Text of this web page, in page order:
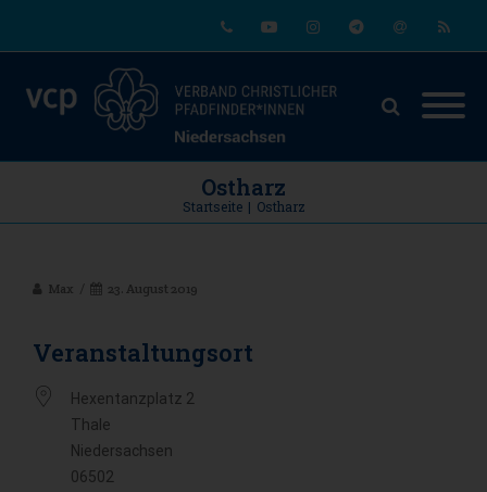
Ostharz
Startseite | Ostharz
Max 23. August 2019
Veranstaltungsort
Hexentanzplatz 2
Thale
Niedersachsen
06502